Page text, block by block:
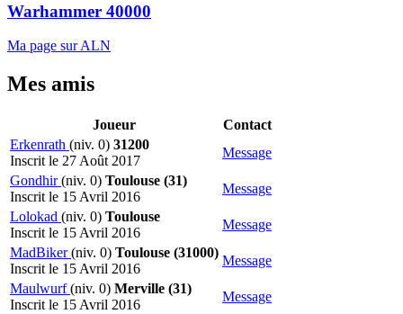
Warhammer 40000
Ma page sur ALN
Mes amis
Joueur
Contact
Erkenrath (niv. 0) 31200
Inscrit le 27 Août 2017
Message
Gondhir(niv. 0) Toulouse (31)
Inscrit le 15 Avril 2016
Message
Lolokad (niv. 0) Toulouse
Inscrit le 15 Avril 2016
Message
MadBiker(niv. 0) Toulouse (31000)
Inscrit le 15 Avril 2016
Message
Maulwurf(niv. 0) Merville (31)
Inscrit le 15 Avril 2016
Message